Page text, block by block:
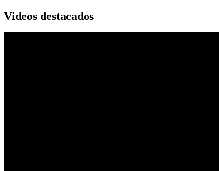
Videos destacados